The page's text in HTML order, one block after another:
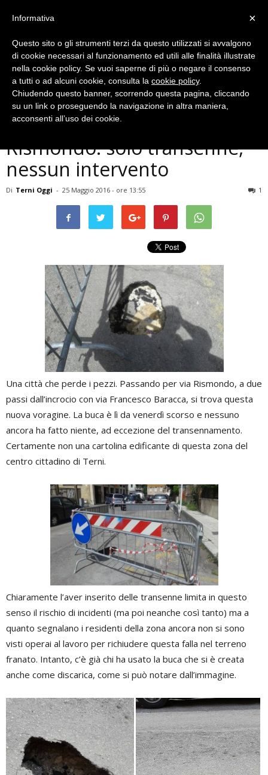
Cronaca
Terni, voragine in via
Rismondo: solo transenne,
nessun intervento
Di Terni Oggi - 25 Maggio 2016 - ore 13:55 1
Una città che perde i pezzi. Passando per via Rismondo, a due
passi dall’incrocio con via Francesco Baracca, si trova questa
nuova voragine. La buca è lì da venerdì scorso e nessuno
ancora ha fatto niente, ad eccezione del transennamento.
Certamente non una cartolina edificante di questa zona del
centro cittadino di Terni.
Chiaramente l’aver inserito delle transenne limita in questo
senso il rischio di incidenti (ma poi neanche così tanto) ma a
quanto segnalano i residenti della zona ancora non si sono
visti operai al lavoro per richiudere questa falla nel terreno
franato. Intanto, c’è già chi ha usato la buca che si è creata
anche come discarica, come si può notare dall’immagine.
×
Informativa
Questo sito o gli strumenti terzi da questo utilizzati si avvalgono
di cookie necessari al funzionamento ed utili alle finalità illustrate
nella cookie policy. Se vuoi saperne di più o negare il consenso
a tutti o ad alcuni cookie, consulta la cookie policy.
Chiudendo questo banner, scorrendo questa pagina, cliccando
su un link o proseguendo la navigazione in altra maniera,
acconsenti all’uso dei cookie.